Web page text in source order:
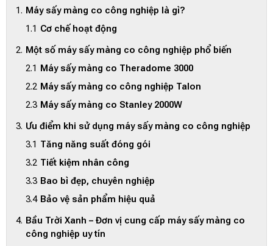
Máy sấy màng co công nghiệp là gì?
Cơ chế hoạt động
Một số máy sấy màng co công nghiệp phổ biến
Máy sấy màng co Theradome 3000
Máy sấy màng co công nghiệp Talon
Máy sấy màng co Stanley 2000W
Ưu điểm khi sử dụng máy sấy màng co công nghiệp
Tăng năng suất đóng gói
Tiết kiệm nhân công
Bao bì đẹp, chuyên nghiệp
Bảo vệ sản phẩm hiệu quả
Bầu Trời Xanh – Đơn vị cung cấp máy sấy màng co
công nghiệp uy tín